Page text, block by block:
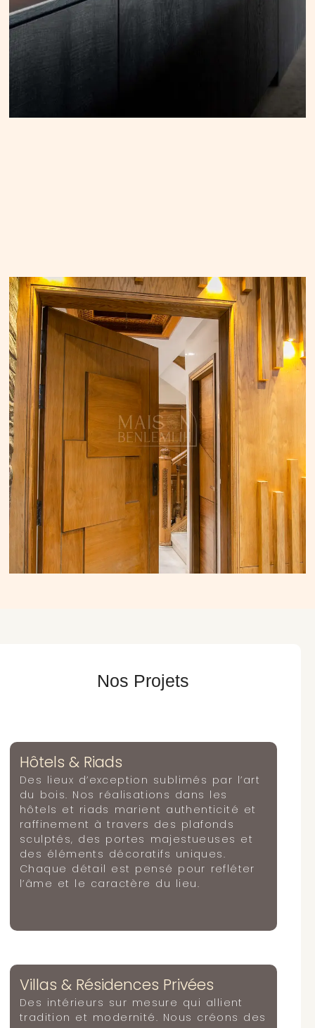
Nos Projets
Hôtels & Riads
Des lieux d’exception sublimés par l’art
du bois. Nos réalisations dans les
hôtels et riads marient authenticité et
raffinement à travers des plafonds
sculptés, des portes majestueuses et
des éléments décoratifs uniques.
Chaque détail est pensé pour refléter
l’âme et le caractère du lieu.
Villas & Résidences Privées
Des intérieurs sur mesure qui allient
tradition et modernité. Nous créons des